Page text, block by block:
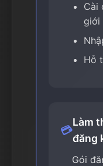
Cài
giới
Hỗ
💳
Làm
đăng
Gói